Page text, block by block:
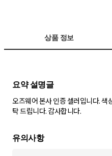
상품 정보
요약 설명글
오즈웨어 본사 인증 셀러입니다. 색
탁 드립니다. 감사합니다.
유의사항